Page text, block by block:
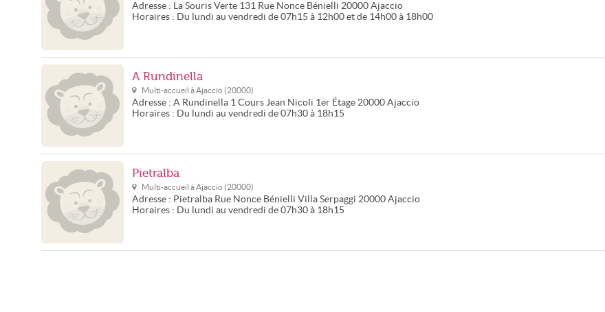
Adresse : La Souris Verte 131 Rue Nonce Bénielli 20000 Ajaccio
Horaires : Du lundi au vendredi de 07h15 à 12h00 et de 14h00 à 18h00
A Rundinella
Multi-accueil àAjaccio (20000)
Adresse : A Rundinella 1 Cours Jean Nicoli 1er Étage 20000 Ajaccio
Horaires : Du lundi au vendredi de 07h30 à 18h15
Pietralba
Multi-accueil àAjaccio (20000)
Adresse : Pietralba Rue Nonce Bénielli Villa Serpaggi 20000 Ajaccio
Horaires : Du lundi au vendredi de 07h30 à 18h15